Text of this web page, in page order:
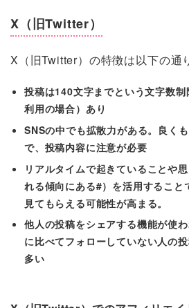
X（旧Twitter）
X（旧Twitter）の特徴は以下の通
投稿は140文字までという文字数
利用の場合）あり
SNSの中でも拡散力がある。良く
で、投稿内容に注意が必要
リアルタイムで起きていることや
れる傾向にある#）を活用すること
見てもらえる可能性が高まる。
他人の投稿をシェアする機能が使
に比べてフォローしていない人の
多い